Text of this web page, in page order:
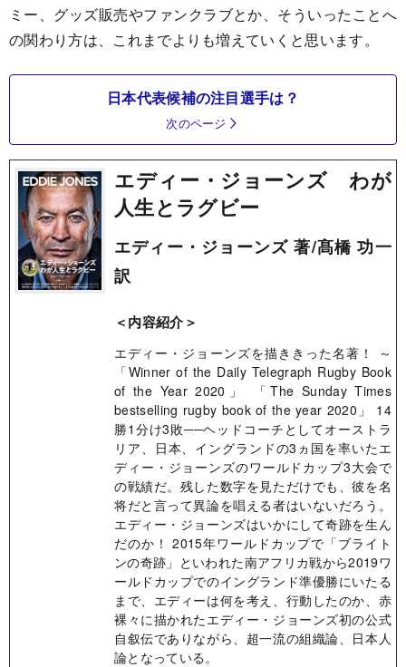
ミー、グッズ販売やファンクラブとか、そういったことへ
の関わり方は、これまでよりも増えていくと思います。
日本代表候補の注目選手は？
次のページ
エディー・ジョーンズ わが
人生とラグビー
エディー・ジョーンズ 著/髙橋 功一
訳
＜内容紹介＞
エディー・ジョーンズを描ききった名著！ ～
「Winner of the Daily Telegraph Rugby Book
of the Year 2020」 「The Sunday Times
bestselling rugby book of the year 2020」 14
勝1分け3敗──ヘッドコーチとしてオーストラ
リア、日本、イングランドの3ヵ国を率いたエ
ディー・ジョーンズのワールドカップ3大会で
の戦績だ。残した数字を見ただけでも、彼を名
将だと言って異論を唱える者はいないだろう。
エディー・ジョーンズはいかにして奇跡を生ん
だのか！ 2015年ワールドカップで「ブライト
ンの奇跡」といわれた南アフリカ戦から2019ワ
ールドカップでのイングランド準優勝にいたる
まで、エディーは何を考え、行動したのか、赤
裸々に描かれたエディー・ジョーンズ初の公式
自叙伝でありながら、超一流の組織論、日本人
論となっている。